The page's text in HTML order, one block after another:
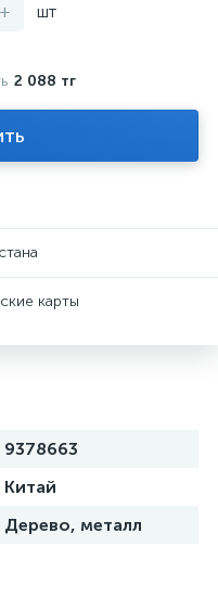
+ шт
2 088 тг
карты
9378663
Китай
Дерево, металл